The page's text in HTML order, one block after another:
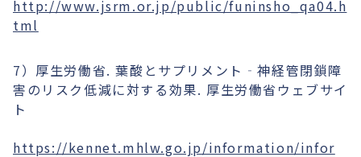
http://www.jsrm.or.jp/public/funinsho_qa04.h
tml
7）厚生労働省. 葉酸とサプリメント‐神経管閉鎖障
害のリスク低減に対する効果. 厚生労働省ウェブサイ
ト
https://kennet.mhlw.go.jp/information/infor